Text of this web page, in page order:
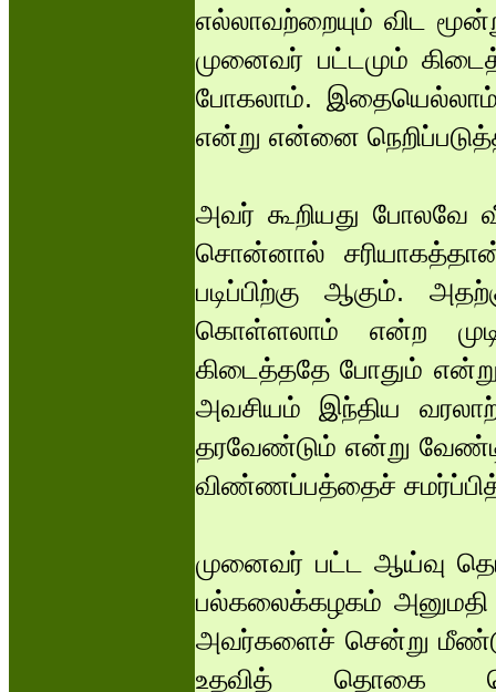
எல்லாவற்றையும் விட
முனைவர் பட்டமும்
போகலாம். இதையெல்லாம்
என்று என்னை
அவர் கூறியது போலவே
சொன்னால்
படிப்பிற்கு ஆகும்.
கொள்ளலாம் என்ற
கிடைத்ததே போதும்
அவசியம் இந்திய
தரவேண்டும் என்று
விண்ணப்பத்தைச்
முனைவர் பட்ட ஆய்வு
பல்கலைக்கழகம் அனுமதி
அவர்களைச் சென்று
உதவித் தொகை